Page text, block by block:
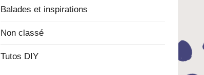
Balades et inspirations
Non classé
Tutos DIY